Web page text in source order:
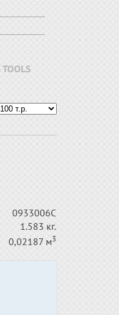
0933006С
1.583 кг.
0,02187 м3